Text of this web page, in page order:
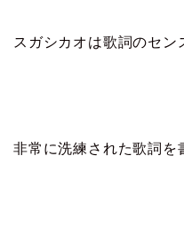
スガシカオは歌詞のセン
非常に洗練された歌詞を